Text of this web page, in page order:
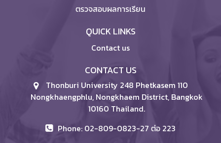
ตรวจสอบผลการเรียน
QUICK LINKS
Contact us
CONTACT US
Thonburi University 248 Phetkasem 110
Nongkhaengphlu, Nongkhaem District, Bangkok
10160 Thailand.
Phone: 02-809-0823-27 ต่อ 223